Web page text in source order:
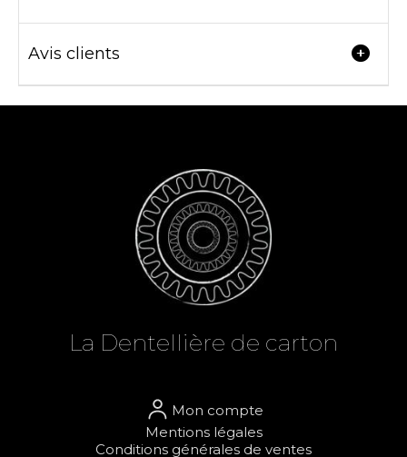
Avis clients
La Dentel lière de carton
Mon compte
Mentions légales
Conditions générales de ventes